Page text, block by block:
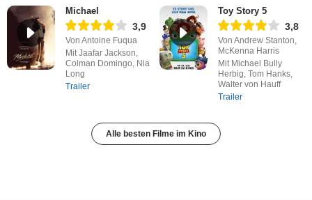
Michael
3,9
Von Antoine Fuqua
Mit Jaafar Jackson,
Colman Domingo, Nia
Long
Trailer
Toy Story 5
3,8
Von Andrew Stanton,
McKenna Harris
Mit Michael Bully
Herbig, Tom Hanks,
Walter von Hauff
Trailer
Alle besten Filme im Kino